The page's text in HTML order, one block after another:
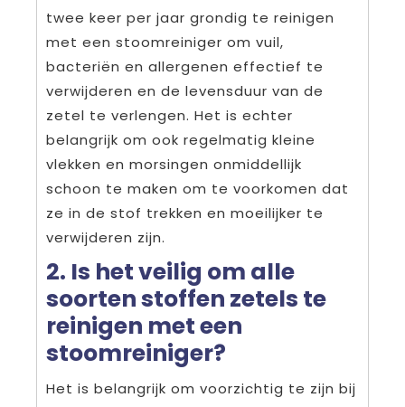
twee keer per jaar grondig te reinigen
met een stoomreiniger om vuil,
bacteriën en allergenen effectief te
verwijderen en de levensduur van de
zetel te verlengen. Het is echter
belangrijk om ook regelmatig kleine
vlekken en morsingen onmiddellijk
schoon te maken om te voorkomen dat
ze in de stof trekken en moeilijker te
verwijderen zijn.
2. Is het veilig om alle
soorten stoffen zetels te
reinigen met een
stoomreiniger?
Het is belangrijk om voorzichtig te zijn bij